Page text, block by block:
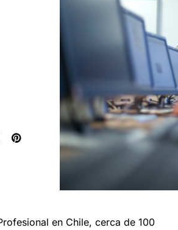
en Chile, cerca de 100